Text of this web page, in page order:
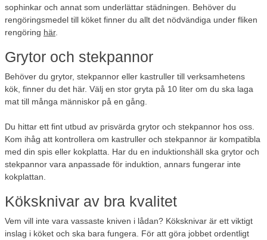
sophinkar och annat som underlättar städningen. Behöver du
rengöringsmedel till köket finner du allt det nödvändiga under fliken
rengöring här.
Grytor och stekpannor
Behöver du grytor, stekpannor eller kastruller till verksamhetens
kök, finner du det här. Välj en stor gryta på 10 liter om du ska laga
mat till många människor på en gång.
Du hittar ett fint utbud av prisvärda grytor och stekpannor hos oss.
Kom ihåg att kontrollera om kastruller och stekpannor är kompatibla
med din spis eller kokplatta. Har du en induktionshäll ska grytor och
stekpannor vara anpassade för induktion, annars fungerar inte
kokplattan.
Köksknivar av bra kvalitet
Vem vill inte vara vassaste kniven i lådan? Köksknivar är ett viktigt
inslag i köket och ska bara fungera. För att göra jobbet ordentligt